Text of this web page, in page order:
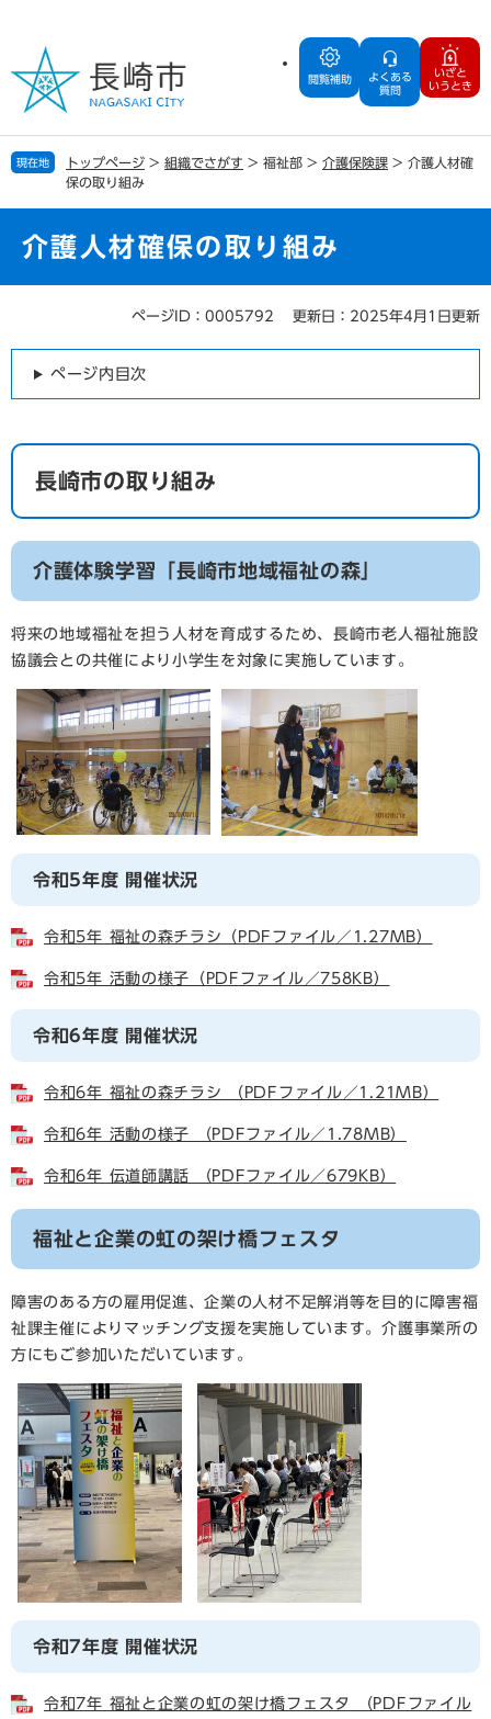
の
で
す
ー
ば
し
閲覧補助
よくある
質問
いざと
いうとき
現在地 トップページ > 組織でさがす > 福祉部 > 介護保険課 > 介護人材確
保の取り組み
介護人材確保の取り組み
ページID：0005792 更新日：2025年4月1日更新
ページ内目次
長崎市の取り組み
介護体験学習「長崎市地域福祉の森」
将来の地域福祉を担う人材を育成するため、長崎市老人福祉施設
協議会との共催により小学生を対象に実施しています。
令和5年度 開催状況
令和5年 福祉の森チラシ（PDFファイル／1.27MB）
令和5年 活動の様子（PDFファイル／758KB）
令和6年度 開催状況
令和6年 福祉の森チラシ （PDFファイル／1.21MB）
令和6年 活動の様子 （PDFファイル／1.78MB）
令和6年 伝道師講話 （PDFファイル／679KB）
福祉と企業の虹の架け橋フェスタ
障害のある方の雇用促進、企業の人材不足解消等を目的に障害福
祉課主催によりマッチング支援を実施しています。介護事業所の
方にもご参加いただいています。
令和7年度 開催状況
令和7年 福祉と企業の虹の架け橋フェスタ （PDFファイル